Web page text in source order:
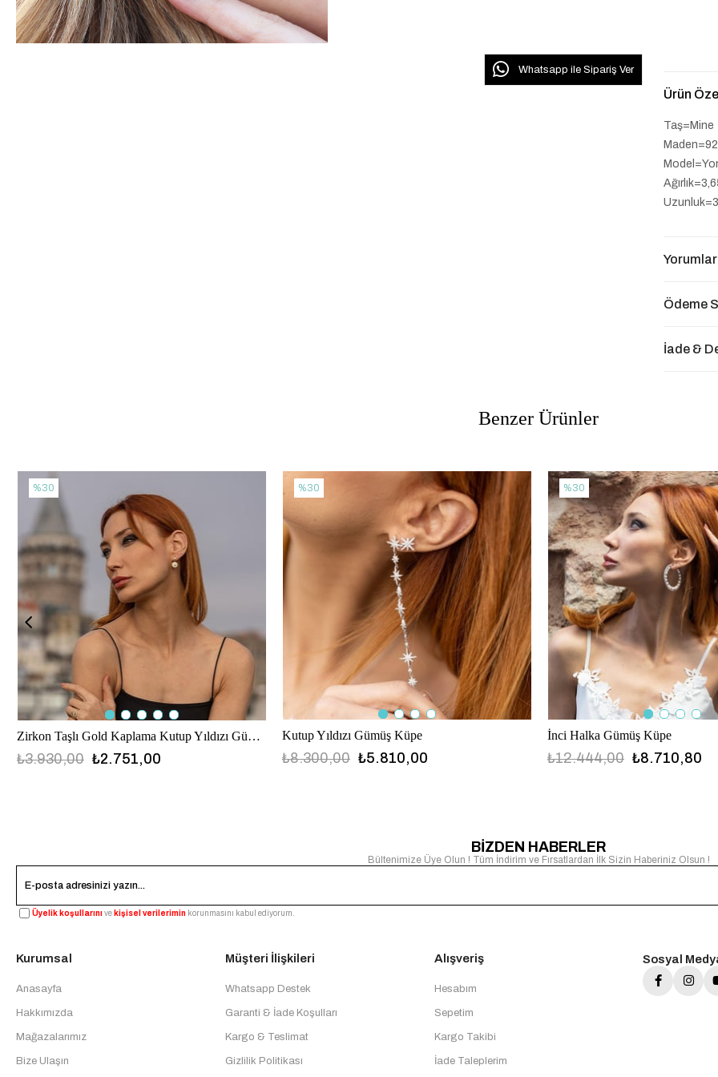
Whatsapp ile Sipariş Ver
Ürün
Taş=Mine
Yorumlar
Ödeme
İade &
Benzer Ürünler
Zirkon Taşlı Gold Kaplama Kutup Yıldızı Gümüş Küpe
₺2.751,00
₺3.930,00
%30
Kutup Yıldızı Gümüş Küpe
₺5.810,00
₺8.300,00
%30
İnci Halka Gümüş Küpe
₺8.710,80
₺12.444,00
%30
BİZDEN HABERLER
Bültenimize Üye Olun ! Tüm İndirim ve Fırsatlardan İlk Sizin Haberiniz Olsun !
Üyelik koşullarınıve kişisel verilerimin korunmasını kabul ediyorum.
Kurumsal
Anasayfa
Hakkımızda
Mağazalarımız
Bize Ulaşın
Müşteri İlişkileri
Whatsapp Destek
Garanti & İade Koşulları
Kargo & Teslimat
Gizlilik Politikası
Alışveriş
Hesabım
Sepetim
Kargo Takibi
İade Taleplerim
Sosyal